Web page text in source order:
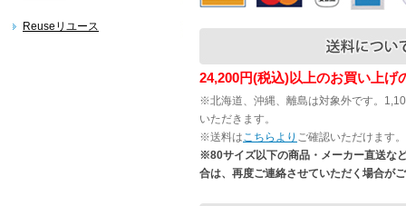
Reuseリユース
24,200円(税込)以上のお買い上げ
※北海道、沖縄、離島は対象外です。
いただきます。
※送料はこちらより ご確認いただけます。
※80サイズ以下の商品・メーカー直送な
合は、再度ご連絡させていただく場合が